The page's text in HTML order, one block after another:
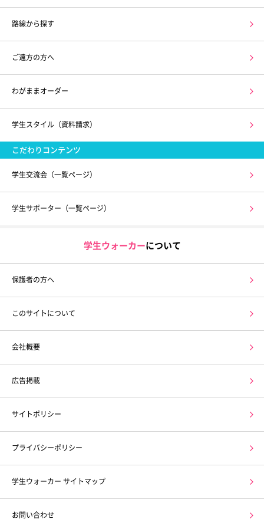
路線から探す
ご遠方の方へ
わがままオーダー
学生スタイル（資料請求）
こだわりコンテンツ
学生交流会（一覧ページ）
学生サポーター（一覧ページ）
学生ウォーカーについて
保護者の方へ
このサイトについて
会社概要
広告掲載
サイトポリシー
プライバシーポリシー
学生ウォーカー サイトマップ
お問い合わせ